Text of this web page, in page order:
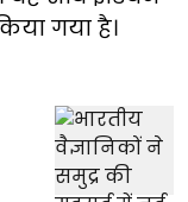
गया है।